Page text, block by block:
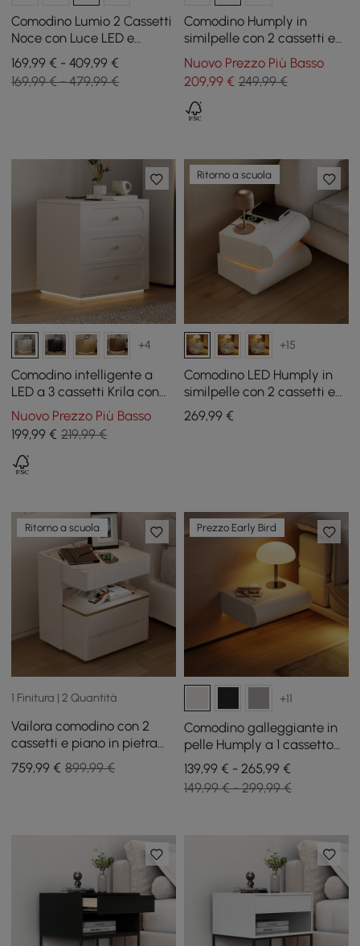
Comodino Lumio 2 Cassetti
Noce con Luce LED e
Ricarica, Set da 2
169,99 € - 409,99 €
169,99 € - 479,99 €
Comodino Humply in
similpelle con 2 cassetti e
stazione di ricarica in
grigio
Nuovo Prezzo Più Basso
209,99€ 249,99 €
+4
Comodino intelligente a
LED a 3 cassetti Krila con
luce
Nuovo Prezzo Più Basso
199,99 € 219,99 €
Ritorno a scuola
+15
Comodino LED Humply in
similpelle con 2 cassetti e
stazione di ricarica in
bianco
269,99€
Ritorno a scuola
1 Finitura | 2 Quantità
Vailora comodino con 2
cassetti e piano in pietra
sinterizzata con luce
sensore e ricarica wireless,
759,99 € 899,99 €
Prezzo Early Bird
+11
Comodino galleggiante in
pelle Humply a 1 cassetto
Smart LED con piano in
pietra sinterizzata
139,99 € - 265,99 €
149,99 € - 299,99 €